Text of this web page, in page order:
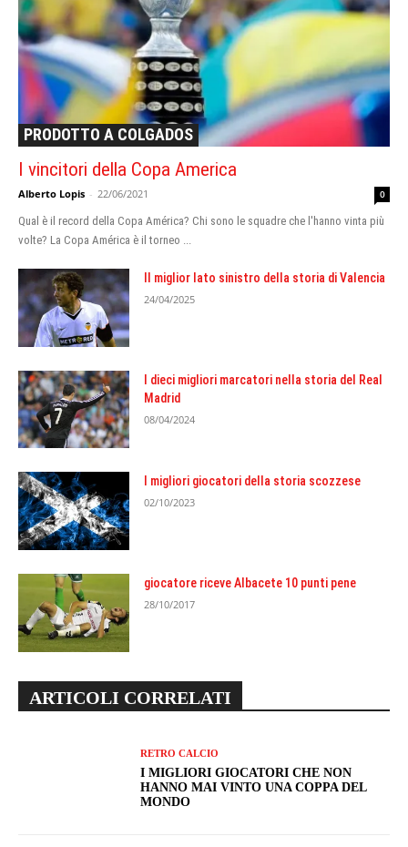
PRODOTTO A COLGADOS
I vincitori della Copa America
Alberto Lopis - 22/06/2021 0
Qual è il record della Copa América? Chi sono le squadre che l'hanno vinta più
volte? La Copa América è il torneo ...
Il miglior lato sinistro della storia di Valencia
24/04/2025
I dieci migliori marcatori nella storia del Real
Madrid
08/04/2024
I migliori giocatori della storia scozzese
02/10/2023
giocatore riceve Albacete 10 punti pene
28/10/2017
ARTICOLI CORRELATI
RETRO CALCIO
I MIGLIORI GIOCATORI CHE NON
HANNO MAI VINTO UNA COPPA DEL
MONDO